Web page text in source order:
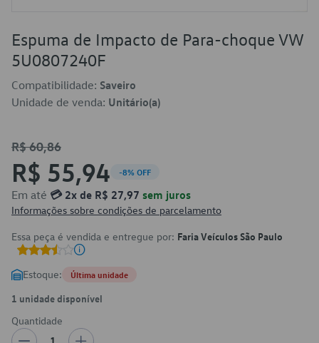
Espuma de Impacto de Para-choque VW
5U0807240F
Compatibilidade: Saveiro
Unidade de venda: Unitário(a)
R$ 60,86
R$ 55,94 -8% OFF
Em até 💳 2x de R$ 27,97 sem juros
Informações sobre condições de parcelamento
Essa peça é vendida e entregue por: Faria Veículos São Paulo
Estoque: Última unidade
1 unidade disponível
Quantidade